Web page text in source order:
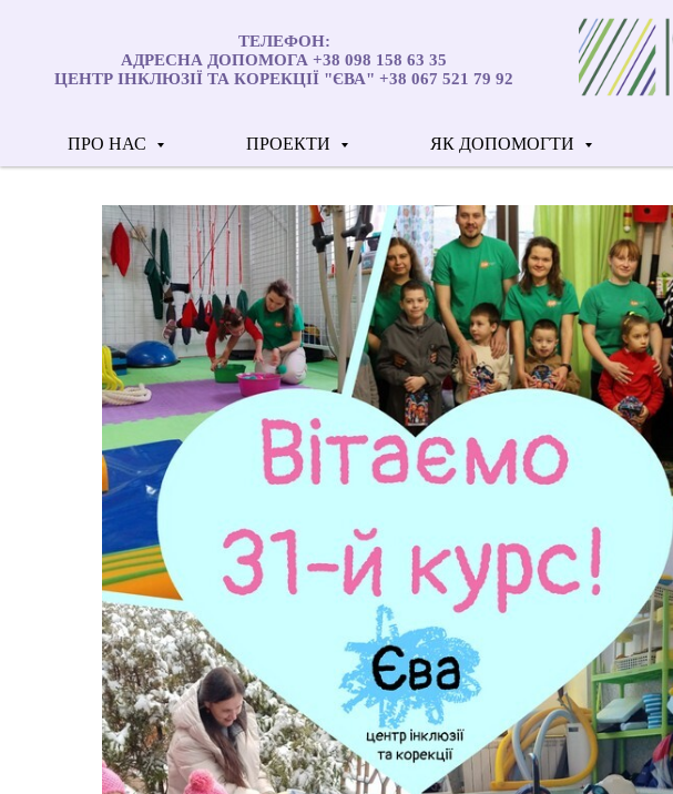
ТЕЛЕФОН:
АДРЕСНА ДОПОМОГА +38 098 158 63 35
ЦЕНТР ІНКЛЮЗІЇ ТА КОРЕКЦІЇ "ЄВА" +38 067 521 79 92
ПРО НАС ПРОЕКТИ ЯК ДОПОМОГТИ